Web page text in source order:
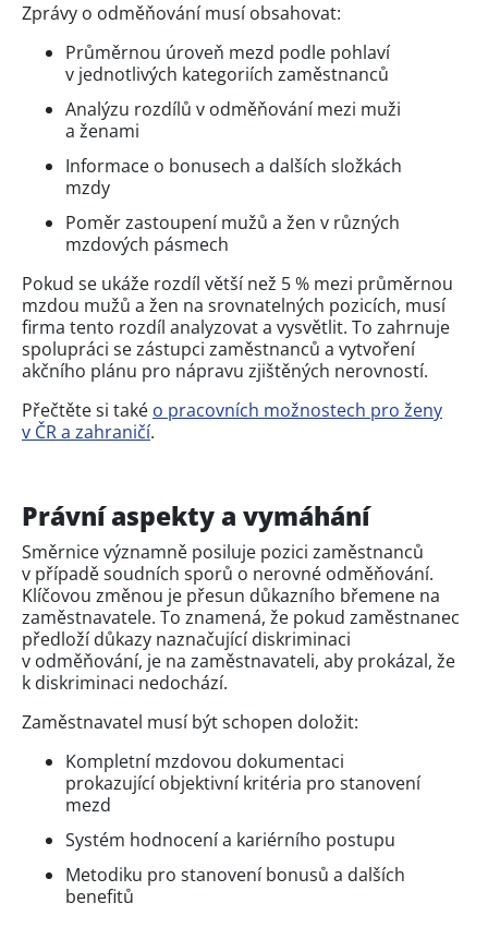
Zprávy o odměňování musí obsahovat:
Průměrnou úroveň mezd podle pohlaví
v jednotlivých kategoriích zaměstnanců
Analýzu rozdílů v odměňování mezi muži
a ženami
Informace o bonusech a dalších složkách
mzdy
Poměr zastoupení mužů a žen v různých
mzdových pásmech
Pokud se ukáže rozdíl větší než 5 % mezi průměrnou
mzdou mužů a žen na srovnatelných pozicích, musí
firma tento rozdíl analyzovat a vysvětlit. To zahrnuje
spolupráci se zástupci zaměstnanců a vytvoření
akčního plánu pro nápravu zjištěných nerovností.
Přečtěte si také o pracovních možnostech pro ženy
v ČR a zahraničí.
Právní aspekty a vymáhání
Směrnice významně posiluje pozici zaměstnanců
v případě soudních sporů o nerovné odměňování.
Klíčovou změnou je přesun důkazního břemene na
zaměstnavatele. To znamená, že pokud zaměstnanec
předloží důkazy naznačující diskriminaci
v odměňování, je na zaměstnavateli, aby prokázal, že
k diskriminaci nedochází.
Zaměstnavatel musí být schopen doložit:
Kompletní mzdovou dokumentaci
prokazující objektivní kritéria pro stanovení
mezd
Systém hodnocení a kariérního postupu
Metodiku pro stanovení bonusů a dalších
benefitů